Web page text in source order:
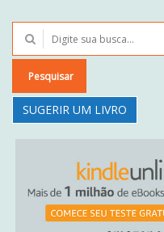
Pesquisar
SUGERIR UM LIVRO